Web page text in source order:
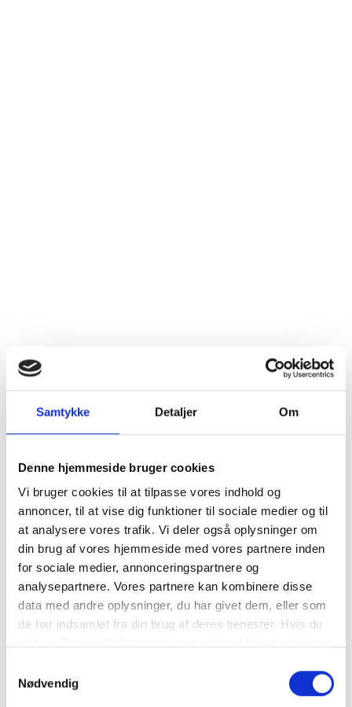
Samtykke Detaljer Om
Denne hjemmeside bruger cookies
Vi bruger cookies til at tilpasse vores indhold og
annoncer, til at vise dig funktioner til sociale medier og til
at analysere vores trafik. Vi deler også oplysninger om
din brug af vores hjemmeside med vores partnere inden
for sociale medier, annonceringspartnere og
analysepartnere. Vores partnere kan kombinere disse
data med andre oplysninger, du har givet dem, eller som
de har indsamlet fra din brug af deres tjenester. Hvis du
"indstil præferencer" for at administrere dine
Nødvendig